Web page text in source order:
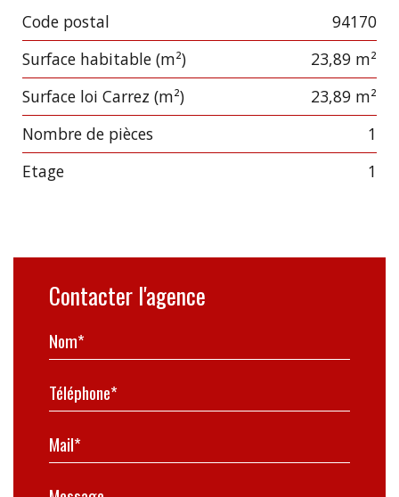
Label Value
Code postal
94170
Surface habitable (m²)
23,89 m²
Surface loi Carrez (m²)
23,89 m²
Nombre de pièces
1
Etage
1
Contacter l'agence
Nom*
Téléphone*
Mail*
Message